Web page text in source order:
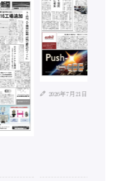
2026年7月21日